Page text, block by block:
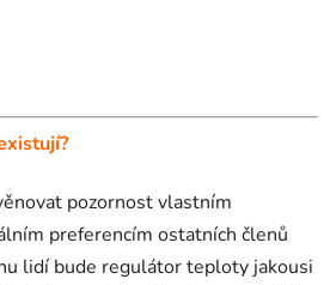
pozornost vlastním
preferencím ostatních členů
lidí bude regulátor teploty jakousi